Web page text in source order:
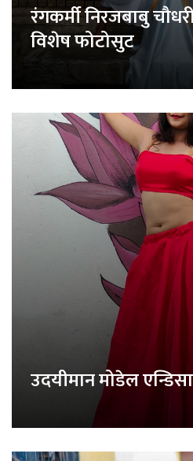
रंगकर्मी निरजबाबु
विशेष फोटोसुट
उदयीमान मोडेल